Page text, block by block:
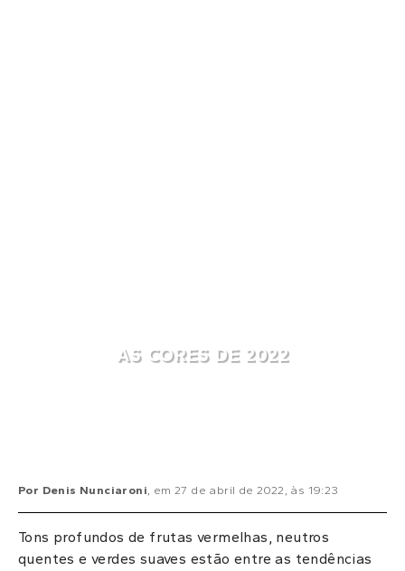
AS CORES DE 2022
Por Denis Nunciaroni, em 27 de abril de 2022 , às 19:23
Tons profundos de frutas vermelhas, neutros
quentes e verdes suaves estão entre as tendências